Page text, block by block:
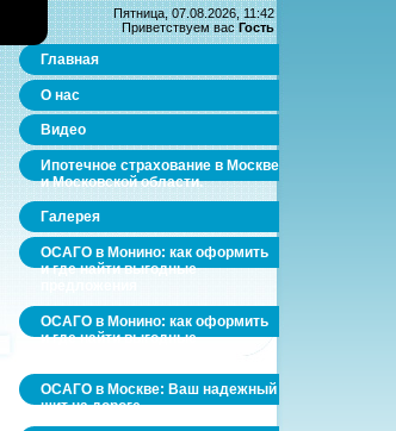
Пятница, 07.08.2026, 11:42
Приветствуем вас Гость
Главная
О нас
Видео
Ипотечное страхование в Москве
и Московской области.
Галерея
ОСАГО в Монино: как оформить
и где найти выгодные
ОСАГО в Монино: как оформить
и где найти выгодные
ОСАГО в Москве: Ваш надежный
щит на дороге